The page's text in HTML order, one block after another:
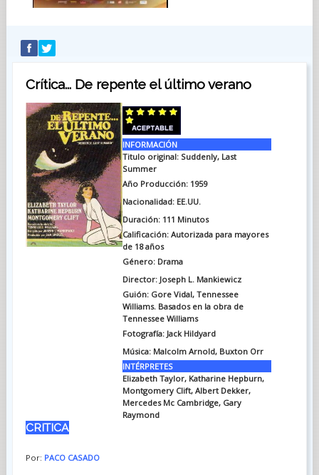
Crítica... De repente el último verano
INFORMACIÓN
Titulo original: Suddenly, Last
Summer
Año Producción: 1959
Nacionalidad: EE.UU.
Duración: 111 Minutos
Calificación: Autorizada para mayores
de 18 años
Género: Drama
Director: Joseph L. Mankiewicz
Guión: Gore Vidal, Tennessee
Williams. Basados en la obra de
Tennessee Williams
Fotografía: Jack Hildyard
Música: Malcolm Arnold, Buxton Orr
INTÉRPRETES
Elizabeth Taylor, Katharine Hepburn,
Montgomery Clift, Albert Dekker,
Mercedes Mc Cambridge, Gary
Raymond
CRITICA
Por: PACO CASADO